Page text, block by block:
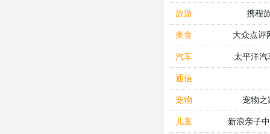
旅游 携程
美食 大众点评
汽车 太平洋汽
通信
宠物 宠物之
儿童 新浪亲子